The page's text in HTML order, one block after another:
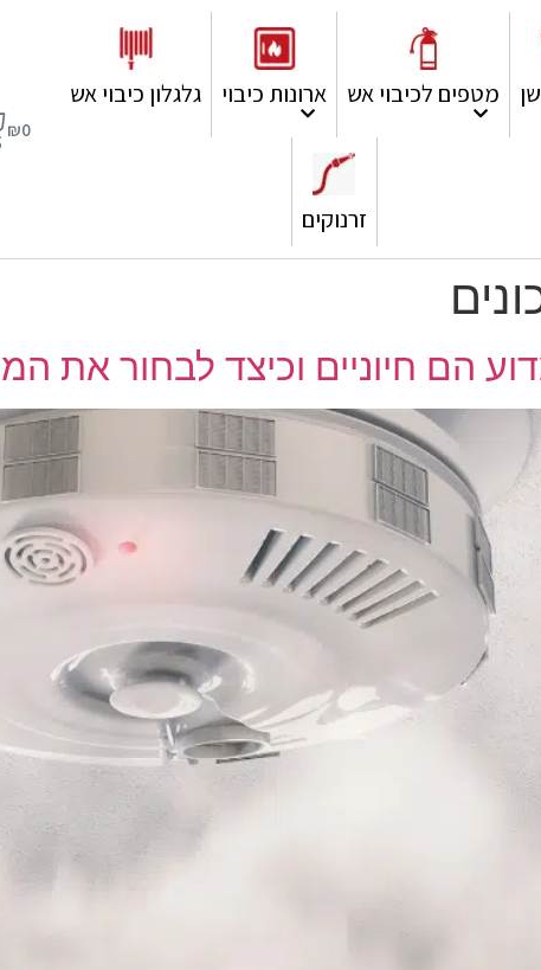
מטפים לכיבוי אש ארונות כיבוי גלגלון כיבוי אש
זרנוקים
₪0
הם חיוניים וכיצד לבחור את